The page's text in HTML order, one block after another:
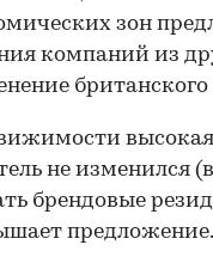
зон
компаний из
британского
не изменился
брендовые
предложение.